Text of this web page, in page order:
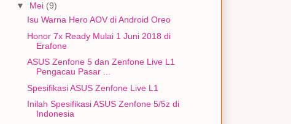
▼ Mei (9)
Isu Warna Hero AOV di Android Oreo
Honor 7x Ready Mulai 1 Juni 2018 di
Erafone
ASUS Zenfone 5 dan Zenfone Live L1
Pengacau Pasar ...
Spesifikasi ASUS Zenfone Live L1
Inilah Spesifikasi ASUS Zenfone 5/5z di
Indonesia